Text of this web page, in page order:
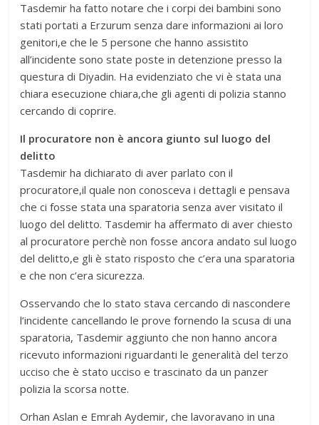
Tasdemir ha fatto notare che i corpi dei bambini sono
stati portati a Erzurum senza dare informazioni ai loro
genitori,e che le 5 persone che hanno assistito
all’incidente sono state poste in detenzione presso la
questura di Diyadin. Ha evidenziato che vi è stata una
chiara esecuzione chiara,che gli agenti di polizia stanno
cercando di coprire.
Il procuratore non è ancora giunto sul luogo del
delitto
Tasdemir ha dichiarato di aver parlato con il
procuratore,il quale non conosceva i dettagli e pensava
che ci fosse stata una sparatoria senza aver visitato il
luogo del delitto. Tasdemir ha affermato di aver chiesto
al procuratore perchè non fosse ancora andato sul luogo
del delitto,e gli è stato risposto che c’era una sparatoria
e che non c’era sicurezza.
Osservando che lo stato stava cercando di nascondere
l’incidente cancellando le prove fornendo la scusa di una
sparatoria, Tasdemir aggiunto che non hanno ancora
ricevuto informazioni riguardanti le generalità del terzo
ucciso che è stato ucciso e trascinato da un panzer
polizia la scorsa notte.
Orhan Aslan e Emrah Aydemir, che lavoravano in una